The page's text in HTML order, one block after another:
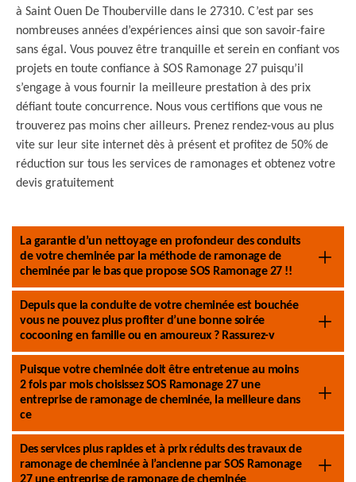
à Saint Ouen De Thouberville dans le 27310. C’est par ses
nombreuses années d’expériences ainsi que son savoir-faire
sans égal. Vous pouvez être tranquille et serein en confiant vos
projets en toute confiance à SOS Ramonage 27 puisqu’il
s’engage à vous fournir la meilleure prestation à des prix
défiant toute concurrence. Nous vous certifions que vous ne
trouverez pas moins cher ailleurs. Prenez rendez-vous au plus
vite sur leur site internet dès à présent et profitez de 50% de
réduction sur tous les services de ramonages et obtenez votre
devis gratuitement
La garantie d’un nettoyage en profondeur des conduits
de votre cheminée par la méthode de ramonage de
cheminée par le bas que propose SOS Ramonage 27 !!
Depuis que la conduite de votre cheminée est bouchée
vous ne pouvez plus profiter d’une bonne soirée
cocooning en famille ou en amoureux ? Rassurez-v
Puisque votre cheminée doit être entretenue au moins
2 fois par mois choisissez SOS Ramonage 27 une
entreprise de ramonage de cheminée, la meilleure dans
ce
Des services plus rapides et à prix réduits des travaux de
ramonage de cheminée à l’ancienne par SOS Ramonage